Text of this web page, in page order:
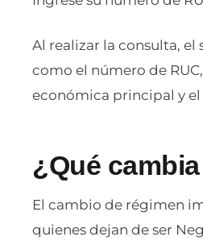
Al realizar la consulta,
como el número de
económica principal y el
¿Qué
El cambio de régimen
quienes dejan de ser